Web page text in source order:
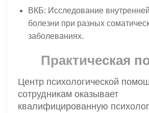
ВКБ: Исследование
болезни при разных
заболеваниях.
Практическая
Центр психологической
сотрудникам оказывает
квалифицированную